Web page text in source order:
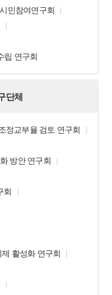
민참여연구회
립 연구회
단체
정교부율 검토 연구회
방안 연구회
회
활성화 연구회